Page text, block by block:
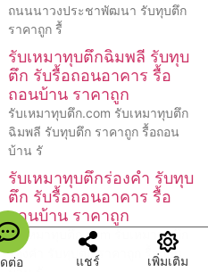
ถนนนาวงประชาพัฒนา รับทุบตึก
ราคาถูก รื้
รับเหมาทุบตึกฉิมพลี รับทุบ
ตึก รับรื้อถอนอาคาร รื้อ
ถอนบ้าน ราคาถูก
รับเหมาทุบตึก.com รับเหมาทุบตึก
ฉิมพลี รับทุบตึก ราคาถูก รื้อถอน
บ้าน รั
รับเหมาทุบตึกร่องคำ รับทุบ
ตึก รับรื้อถอนอาคาร รื้อ
ถอนบ้าน ราคาถูก
รับเหมาทุบตึก.com รับเหมาทุบตึก
ร่องคำ รับทุบตึก ราคาถูก รื้อถอน
ต่อ แชร์ เพิ่มเติม